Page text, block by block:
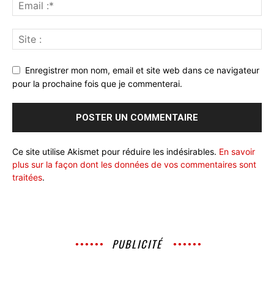
Enregistrer mon nom, email et site web dans ce navigateur
pour la prochaine fois que je commenterai.
Ce site utilise Akismet pour réduire les indésirables. En savoir
plus sur la façon dont les données de vos commentaires sont
traitées.
PUBLICITÉ